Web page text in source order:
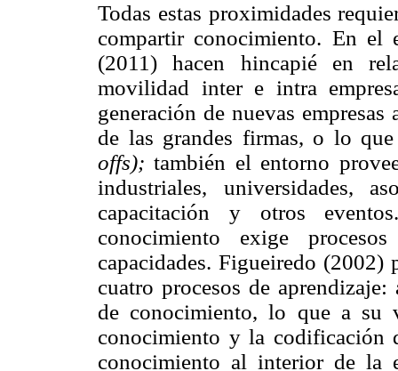
Todas estas proximidades
compartir conocimiento. En el
(2011) hacen hincapié en
movilidad inter e intra
generación de nuevas empresas
de las grandes firmas, o lo
offs); también el entorno
industriales, universidades,
capacitación y otros
conocimiento exige
capacidades. Figueiredo
cuatro procesos de
de conocimiento, lo que a su
conocimiento y la codificación
conocimiento al interior de la